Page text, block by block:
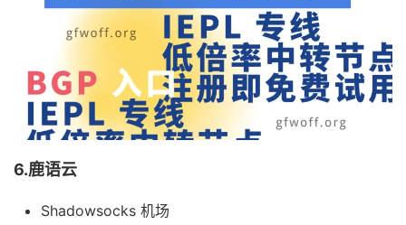
6.鹿语云
Shadowsocks 机场